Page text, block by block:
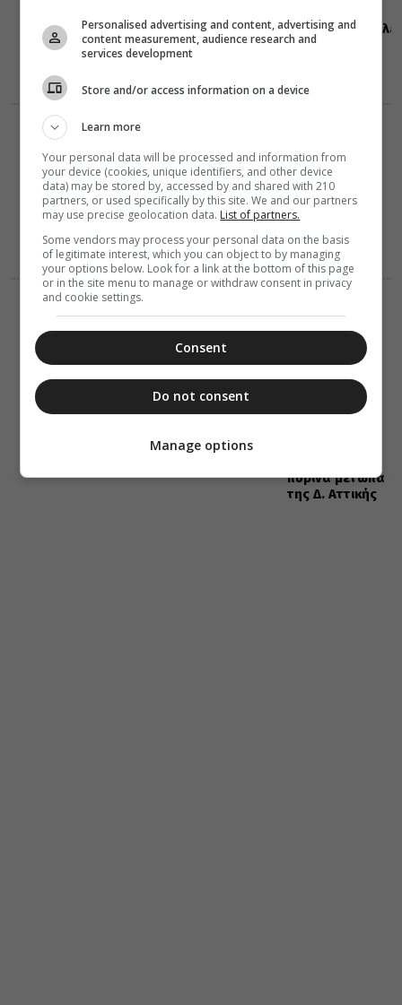
στα
16:15
Περί ονείρου
07 Αυγούστου 2026
15:45
Οι εθελοντές
του Ελληνικού
Ερυθρού
διέσωσαν
πύρινα μέτωπα
της Δ. Αττικής
Personalised advertising and content, advertising and
content measurement, audience research and
services development
Store and/or access information on a device
Learn more
Your personal data will be processed and information from
your device (cookies, unique identifiers, and other device
data) may be stored by, accessed by and shared with 210
partners, or used specifically by this site. We and our partners
may use precise geolocation data. List of partners.
Some vendors may process your personal data on the basis
of legitimate interest, which you can object to by managing
your options below. Look for a link at the bottom of this page
or in the site menu to manage or withdraw consent in privacy
and cookie settings.
Consent
Do not consent
Manage options